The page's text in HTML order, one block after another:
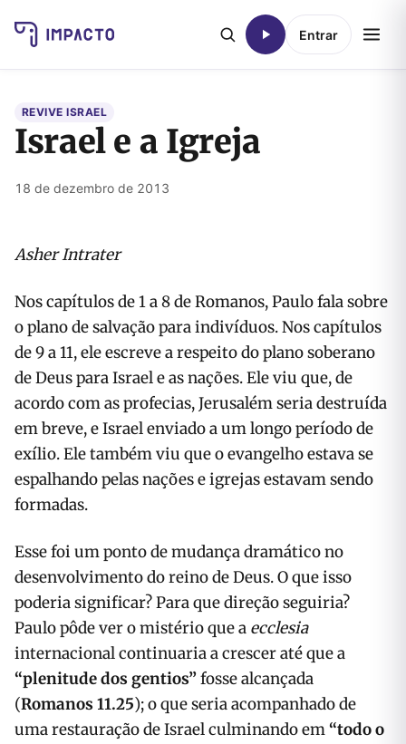
Entrar
REVIVE ISRAEL
Israel e a Igreja
18 de dezembro de 2013
Asher Intrater
Nos capítulos de 1 a 8 de Romanos, Paulo fala sobre
o plano de salvação para indivíduos. Nos capítulos
de 9 a 11, ele escreve a respeito do plano soberano
de Deus para Israel e as nações. Ele viu que, de
acordo com as profecias, Jerusalém seria destruída
em breve, e Israel enviado a um longo período de
exílio. Ele também viu que o evangelho estava se
espalhando pelas nações e igrejas estavam sendo
formadas.
Esse foi um ponto de mudança dramático no
desenvolvimento do reino de Deus. O que isso
poderia significar? Para que direção seguiria?
Paulo pôde ver o mistério que a ecclesia
internacional continuaria a crescer até que a
“plenitude dos gentios”fosse alcançada
(Romanos 11.25); o que seria acompanhado de
uma restauração de Israel culminando em“todo o